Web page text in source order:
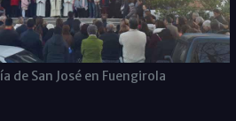
de San José en Fuengirola